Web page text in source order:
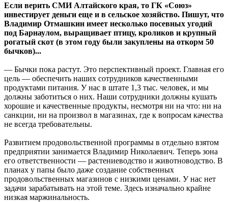
Если верить СМИ Алтайского края, то ГК «Союз»
инвестирует деньги еще и в сельское хозяйство. Пишут, что
Владимир Отмашкин имеет несколько посевных угодий
под Барнаулом, выращивает птицу, кроликов и крупный
рогатый скот (в этом году были закуплены на откорм 50
бычков)...
— Бычки пока растут. Это перспективный проект. Главная его
цель — обеспечить наших сотрудников качественными
продуктами питания. У нас в штате 1,3 тыс. человек, и мы
должны заботиться о них. Наши сотрудники должны кушать
хорошие и качественные продукты, несмотря ни на что: ни на
санкции, ни на произвол в магазинах, где к вопросам качества
не всегда требовательны.
Развитием продовольственной программы в отдельно взятом
предприятии занимается Владимир Николаевич. Теперь зона
его ответственности — растениеводство и животноводство. В
планах у папы было даже создание собственных
продовольственных магазинов с низкими ценами. У нас нет
задачи зарабатывать на этой теме. Здесь изначально крайне
низкая маржинальность.